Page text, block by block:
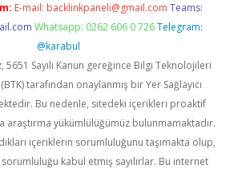
E-mail: backlinkpaneli@gmail.com Teams:
Whatsapp: 0262 606 0 726 Telegram:
@karabul
5651 Sayılı Kanun gereğince Bilgi Teknolojileri
tarafından onaylanmış bir Yer Sağlayıcı
Bu nedenle, sitedeki içerikleri proaktif
araştırma yükümlülüğümüz bulunmamaktadır.
içeriklerin sorumluluğunu taşımakta olup,
kabul etmiş sayılırlar. Bu internet